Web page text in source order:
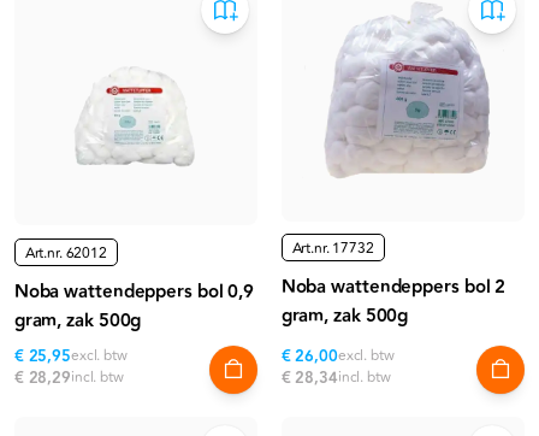
Art.nr.62012
Noba wattendeppers bol 0,9
gram, zak 500g
€ 25,95excl. btw
€ 28,29incl. btw
Art.nr.17732
Noba wattendeppers bol 2
gram, zak 500g
€ 26,00excl. btw
€ 28,34incl. btw